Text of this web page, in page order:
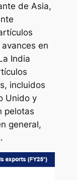
de Asia,
en
India
incluidos
Unido y
pelotas
general,